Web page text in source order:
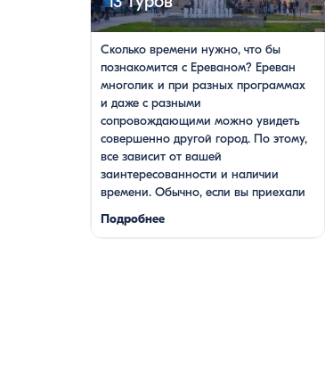
Сколько времени нужно, что бы
познакомится с Ереваном? Ереван
многолик и при разных программах
и даже с разными
сопровождающими можно увидеть
совершенно другой город. По этому,
все зависит от вашей
заинтересованности и наличии
времени. Обычно, если вы приехали
Подробнее